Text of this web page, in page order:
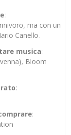
:
ma con un
Canello.
musica:
Bloom
:
: